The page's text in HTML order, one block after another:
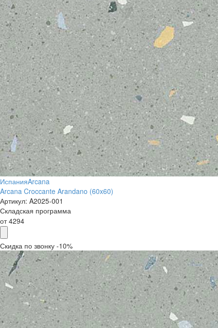
ИспанияArcana
Arcana Croccante Arandano (60x60)
Артикул: A2025-001
Складская программа
от4294
Скидка по звонку -10%